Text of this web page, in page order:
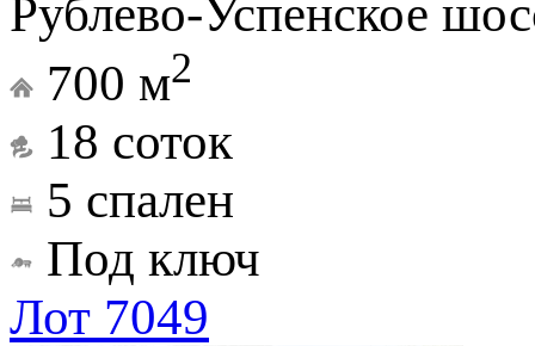
Рублево-Успенское
700 м2
18 соток
5 спален
Под ключ
Лот 7049